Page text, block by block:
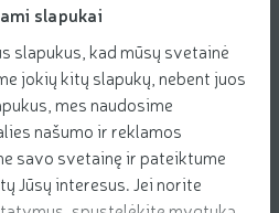
slapukai
slapukus, kad mūsų svetainė
jokių kitų slapukų, nebent juos
mes naudosime
našumo ir reklamos
savo svetainę ir pateiktume
Jūsų interesus. Jei norite